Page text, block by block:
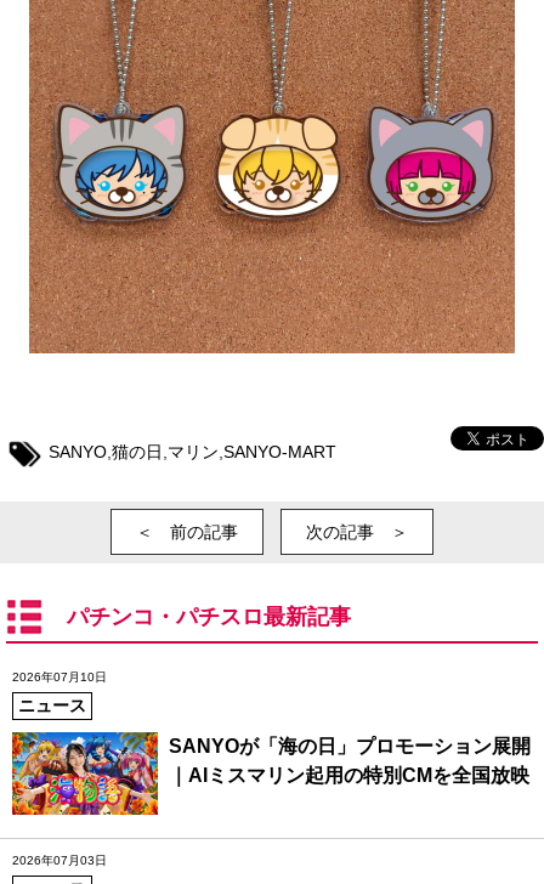
SANYO,猫の日,マリン,SANYO-MART
＜ 前の記事 次の記事 ＞
パチンコ・パチスロ最新記事
2026年07月10日
ニュース
SANYOが「海の日」プロモーション展開
｜AIミスマリン起用の特別CMを全国放映
2026年07月03日